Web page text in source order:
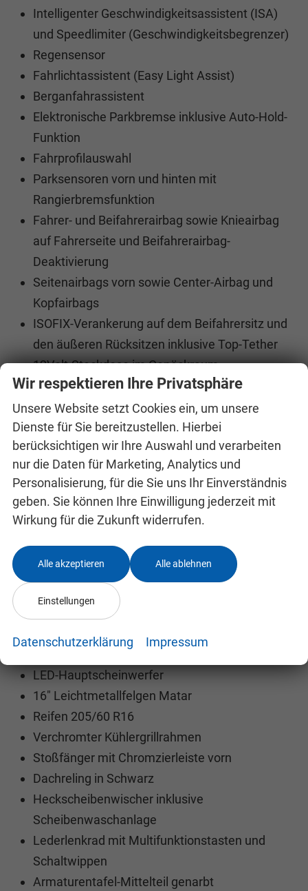
Intelligenter Geschwindigkeitsassistent (ISA)
und Speedlimiter (Geschwindigkeitsbegrenzer)
Regensensor
Fahrlichtassistent (Easy Light Assist)
Berganfahrassistent
Elektronische Parkbremse inklusive Auto-Hold-
Funktion
Fahrprofilauswahl
Parksensoren vorn und hinten mit
Rangierbremsfunktion
Fahrer- und Beifahrerairbag sowie Knieairbag
auf Fahrerseite und Beifahrerairbag-
Deaktivierung
Seitenairbags vorn sowie Center-Airbag und
Kopfairbags
ISOFIX-Verankerung auf dem Beifahrersitz und
den äußeren Rücksitzen inklusive Top-Tether
12Volt-Steckdose im Gepäckraum
Reifenmobilitätsset
Bordwerkzeug
Regenschirm- und Besenfächer in den
Vordertüren
Automatisch abblendbarer Innenspiegel
Elektrisch einstell-, beheiz- und anklappbare
Außenspiegel mit automatischer Abblendung
(Fahrerseite)
Zentralverriegelung inklusive im Schlüssel
integrierter Funkfernbedienung und Easy Start
Klimaanlage Climatronic (2-Zonen) mit
Allergenfilter und Geruchsfilter
Beheizbare Vordersitze
Waschwasserstandskontrolle
LED-Hauptscheinwerfer
16" Leichtmetallfelgen Matar
Reifen 205/60 R16
Verchromter Kühlergrillrahmen
Stoßfänger mit Chromzierleiste vorn
Dachreling in Schwarz
Heckscheibenwischer inklusive
Scheibenwaschanlage
Lederlenkrad mit Multifunktionstasten und
Schaltwippen
Armaturentafel-Mittelteil genarbt
Wir respektieren Ihre Privatsphäre
Unsere Website setzt Cookies ein, um unsere
Dienste für Sie bereitzustellen. Hierbei
berücksichtigen wir Ihre Auswahl und verarbeiten
nur die Daten für Marketing, Analytics und
Personalisierung, für die Sie uns Ihr Einverständnis
geben. Sie können Ihre Einwilligung jederzeit mit
Wirkung für die Zukunft widerrufen.
Alle akzeptieren Alle ablehnen
Einstellungen
Datenschutzerklärung Impressum